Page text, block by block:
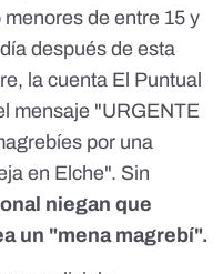
de entre 15 y
después de esta
la cuenta El Puntual
mensaje "URGENTE
por una
en Elche". Sin
niegan que
un "mena magrebí".